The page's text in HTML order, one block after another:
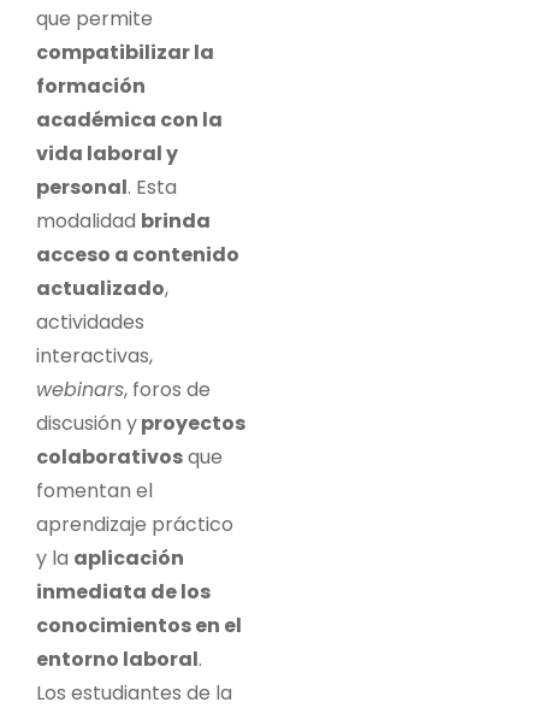
que permite
compatibilizar la
formación
académica con la
vida laboral y
personal. Esta
modalidad brinda
acceso a contenido
actualizado,
actividades
interactivas,
webinars, foros de
discusión yproyectos
colaborativosque
fomentan el
aprendizaje práctico
y la aplicación
inmediata de los
conocimientos en el
entorno laboral.
Los estudiantes de la